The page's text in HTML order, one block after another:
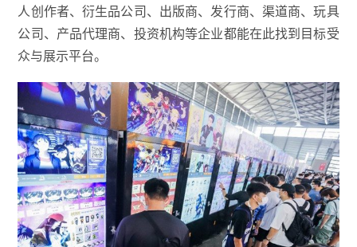
人创作者、衍生品公司、出版商、发行商、渠道商、玩具
公司、产品代理商、投资机构等企业都能在此找到目标受
众与展示平台。